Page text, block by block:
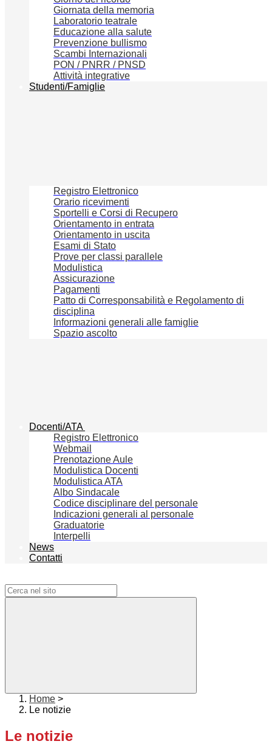
Giornata della memoria
Laboratorio teatrale
Educazione alla salute
Prevenzione bullismo
Scambi Internazionali
PON / PNRR / PNSD
Attività integrative
Studenti/Famiglie
Registro Elettronico
Orario ricevimenti
Sportelli e Corsi di Recupero
Orientamento in entrata
Orientamento in uscita
Esami di Stato
Prove per classi parallele
Modulistica
Assicurazione
Pagamenti
Patto di Corresponsabilità e Regolamento di
disciplina
Informazioni generali alle famiglie
Spazio ascolto
Docenti/ATA
Registro Elettronico
Webmail
Prenotazione Aule
Modulistica Docenti
Modulistica ATA
Albo Sindacale
Codice disciplinare del personale
Indicazioni generali al personale
Graduatorie
Interpelli
News
Contatti
Home >
Le notizie
Le notizie